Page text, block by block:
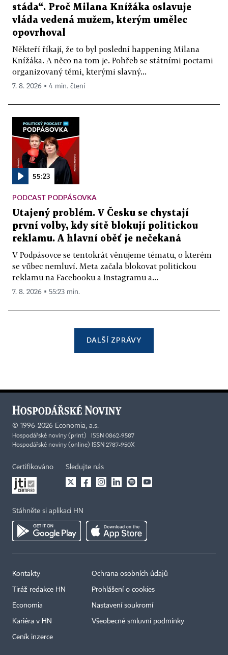
stáda“. Proč Milana Knížáka oslavuje
vláda vedená mužem, kterým umělec
opovrhoval
Někteří říkají, že to byl poslední happening Milana
Knížáka. A něco na tom je. Pohřeb se státními poctami
organizovaný těmi, kterými slavný...
7. 8. 2026 ▪ 4 min. čtení
55:23
PODCAST PODPÁSOVKA
Utajený problém. V Česku se chystají
první volby, kdy sítě blokují politickou
reklamu. A hlavní oběť je nečekaná
V Podpásovce se tentokrát věnujeme tématu, o kterém
se vůbec nemluví. Meta začala blokovat politickou
reklamu na Facebooku a Instagramu a...
7. 8. 2026 ▪ 55:23 min.
DALŠÍ ZPRÁVY
© 1996-2026 Economia, a.s.
Hospodářské noviny (print) ISSN 0862-9587
Hospodářské noviny (online) ISSN 2787-950X
Certifikováno Sledujte nás
Stáhněte si aplikaci HN
Kontakty
Tiráž redakce HN
Economia
Kariéra v HN
Ceník inzerce
Ochrana osobních údajů
Prohlášení o cookies
Nastavení soukromí
Všeobecné smluvní podmínky